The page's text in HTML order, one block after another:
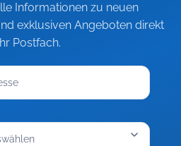
Informationen zu neuen
exklusiven Angeboten direkt
Postfach.